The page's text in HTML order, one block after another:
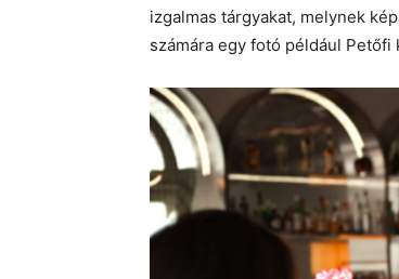
izgalmas tárgyakat, melynek
számára egy fotó például